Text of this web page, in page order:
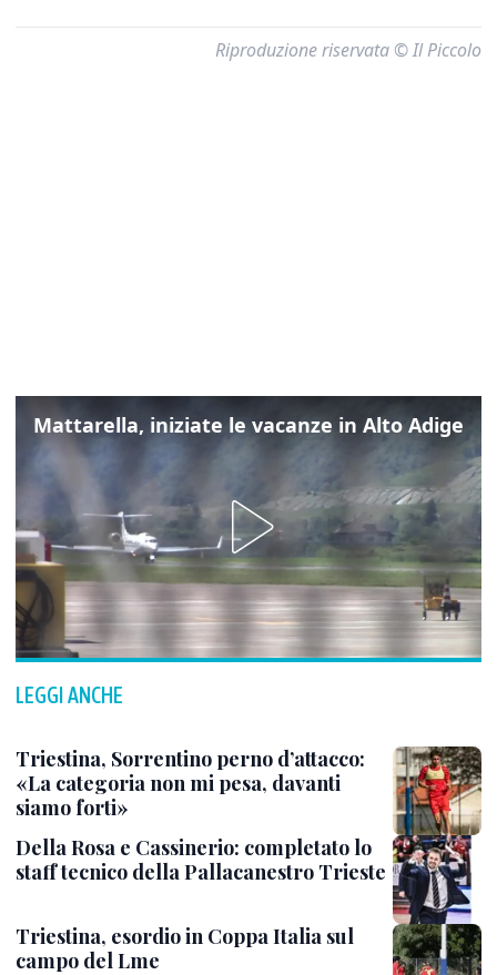
Riproduzione riservata © Il Piccolo
Mattarella, iniziate le vacanze in Alto Adige
LEGGI ANCHE
Triestina, Sorrentino perno d’attacco:
«La categoria non mi pesa, davanti
siamo forti»
Della Rosa e Cassinerio: completato lo
staff tecnico della Pallacanestro Trieste
Triestina, esordio in Coppa Italia sul
campo del Lme